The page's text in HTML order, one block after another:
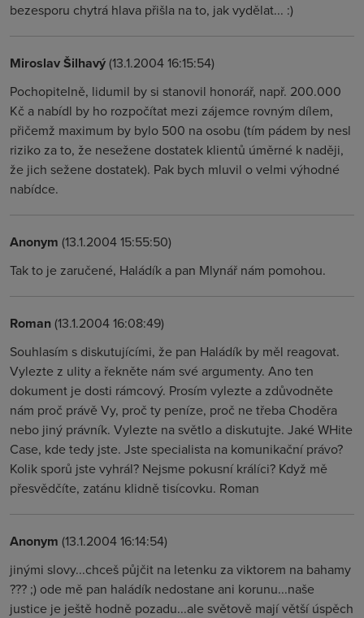
bezesporu chytrá hlava přišla na to, jak vydělat... :)
Miroslav Šilhavý(13.1.2004 16:15:54)
Pochopitelně, lidumil by si stanovil honorář, např. 200.000
Kč a nabídl by ho rozpočítat mezi zájemce rovným dílem,
přičemž maximum by bylo 500 na osobu (tím pádem by nesl
riziko za to, že nesežene dostatek klientů úměrné k naději,
že jich sežene dostatek). Pak bych mluvil o velmi výhodné
nabídce.
Anonym (13.1.2004 15:55:50)
Tak to je zaručené, Haládík a pan Mlynář nám pomohou.
Roman(13.1.2004 16:08:49)
Souhlasím s diskutujícími, že pan Haládík by měl reagovat.
Vylezte z ulity a řekněte nám své argumenty. Ano ten
dokument je dosti rámcový. Prosím vylezte a zdůvodněte
nám proč právě Vy, proč ty peníze, proč ne třeba Choděra
nebo jiný právník. Vylezte na světlo a diskutujte. Jaké WHite
Case, kde tedy jste. Jste specialista na komunikační právo?
Kolik sporů jste vyhrál? Nejsme pokusní králíci? Když mě
přesvědčíte, zatánu klidně tisícovku. Roman
Anonym (13.1.2004 16:14:54)
jinými slovy...chceš půjčit na letenku za viktorem na bahamy
??? ;) ode mě pan haládík nedostane ani korunu...naše
justice je ještě hodně pozadu...ale světově mají větší úspěch